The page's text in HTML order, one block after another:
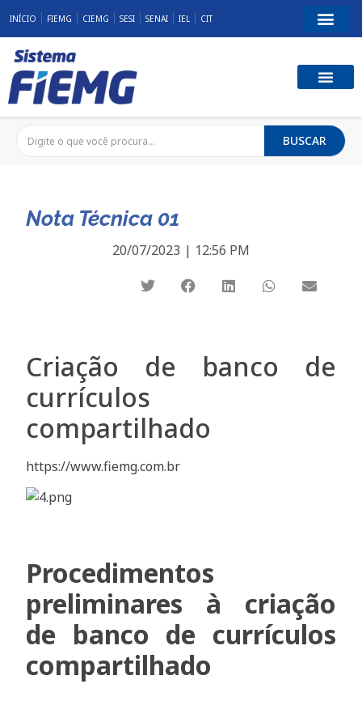
INÍCIO FIEMG CIEMG SESI SENAI IEL CIT
BUSCAR
Nota Técnica 01
20/07/2023 | 12:56 PM
Criação de banco de
currículos
compartilhado
https://www.fiemg.com.br
Procedimentos
preliminares à criação
de banco de currículos
compartilhado